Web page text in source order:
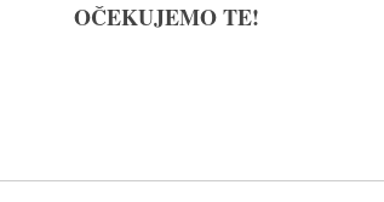
OČEKUJEMO TE!